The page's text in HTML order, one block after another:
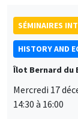
SÉMINAIRES
HISTORY AND
Îlot Bernard du
Mercredi 17
14:30 à 16:00